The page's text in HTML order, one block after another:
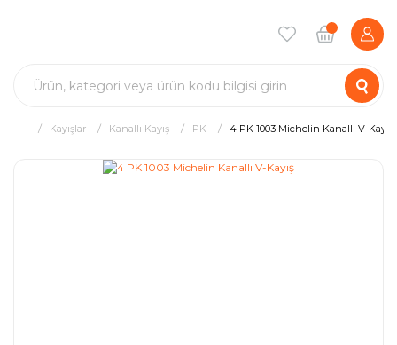
Kayışlar Kanallı Kayış PK 4 PK 1003 Michelin Kanallı V-Kayış